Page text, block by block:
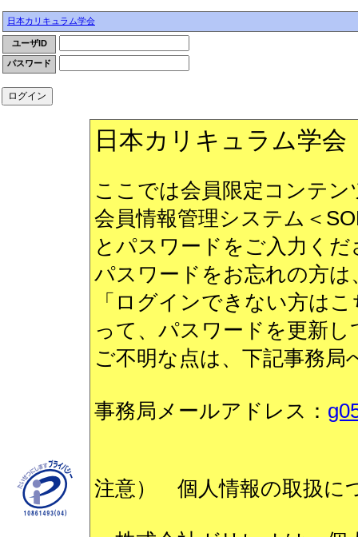
日本カリキュラム学会
ユーザID
パスワード
日本カリキュラム学
ここでは会員限定コンテ
会員情報管理システム＜
とパスワードをご入力くだ
パスワードをお忘れの方は
「ログインできない方は
って、パスワードを更新
ご不明な点は、下記事務
事務局メールアドレス：
注意） 個人情報の取扱に